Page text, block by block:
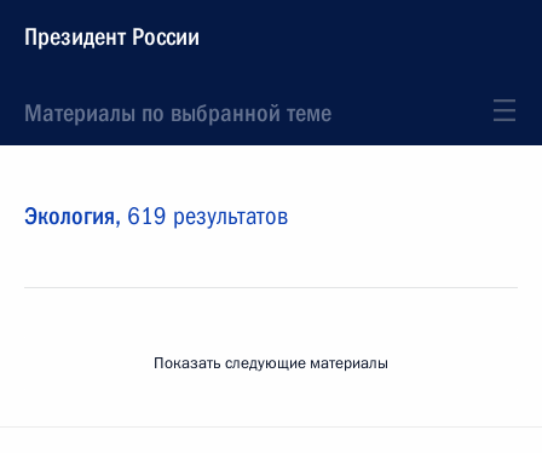
Президент России
Материалы по выбранной теме
Экология, 619 результатов
Показать следующие материалы